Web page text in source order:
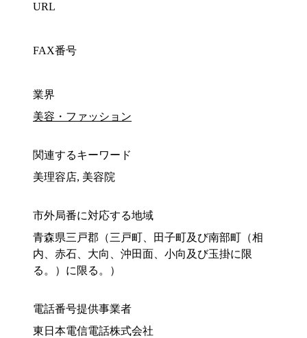
URL
FAX番号
業界
美容・ファッション
関連するキーワード
美理容店, 美容院
市外局番に対応する地域
青森県三戸郡（三戸町、田子町及び南部町（相
内、赤石、大向、沖田面、小向及び玉掛に限
る。）に限る。）
電話番号提供事業者
東日本電信電話株式会社